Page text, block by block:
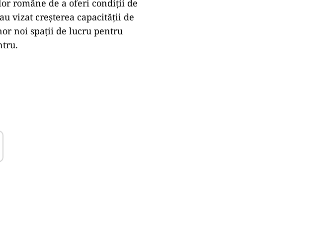
române de a oferi condiţii de
vizat creșterea capacității de
noi spaţii de lucru pentru